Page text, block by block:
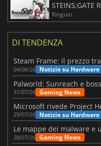
STEINS;GATE
Kinguin
DI TENDENZA
04/08/26 Notizie su Hardware
31/07/26 Gaming News
Microsoft rivede Project
29/07/26 Notizie su Hardware
28/07/26 Gaming News